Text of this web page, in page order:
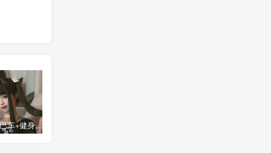
蠢沫沫 大巴车+健身环+埃及喵COS写真合集